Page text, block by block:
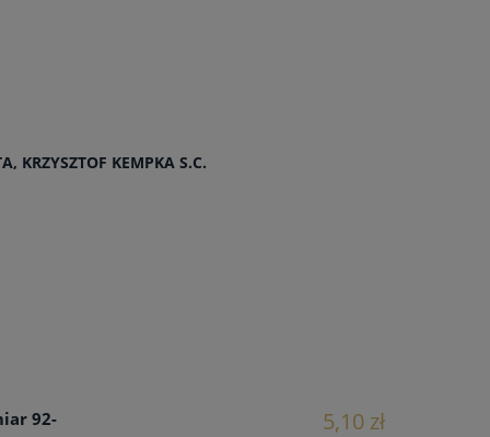
KRZYSZTOF KEMPKA S.C.
92-
5,10 zł